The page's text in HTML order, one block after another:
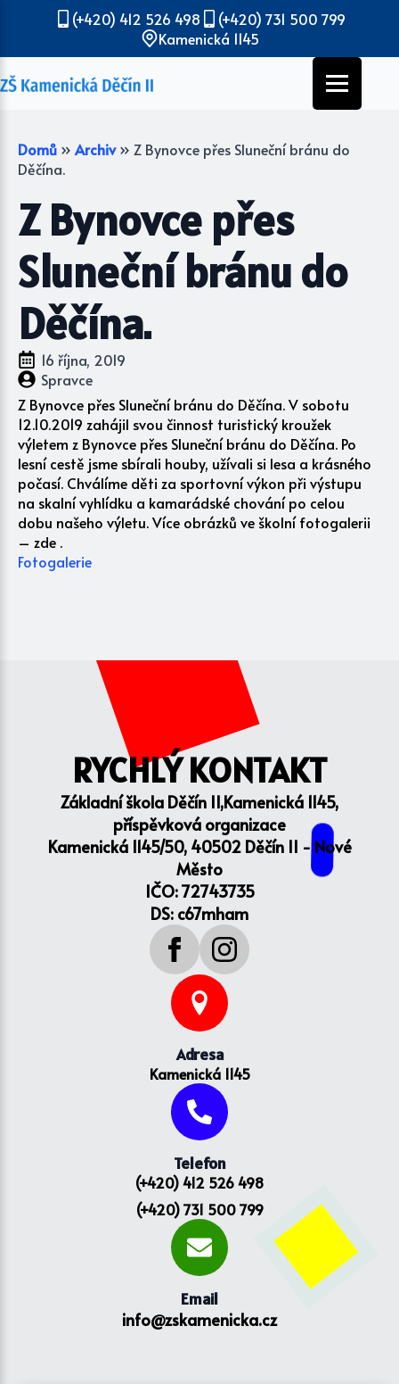
(+420) 412 526 498
(+420) 731 500 799
Kamenická 1145
Domů » Archiv » Z Bynovce přes Sluneční bránu do
Děčína.
Z Bynovce přes
Sluneční bránu do
Děčína.
16 října, 2019
Spravce
Z Bynovce přes Sluneční bránu do Děčína. V sobotu
12.10.2019 zahájil svou činnost turistický kroužek
výletem z Bynovce přes Sluneční bránu do Děčína. Po
lesní cestě jsme sbírali houby, užívali si lesa a krásného
počasí. Chválíme děti za sportovní výkon při výstupu
na skalní vyhlídku a kamarádské chování po celou
dobu našeho výletu. Více obrázků ve školní fotogalerii
– zde .
Fotogalerie
RYCHLÝ KONTAKT
Základní škola Děčín II,Kamenická 1145,
příspěvková organizace
Kamenická 1145/50, 40502 Děčín II - Nové
Město
IČO: 72743735
DS: c67mham
Adresa
Kamenická 1145
Telefon
(+420) 412 526 498
(+420) 731 500 799
Email
info@zskamenicka.cz